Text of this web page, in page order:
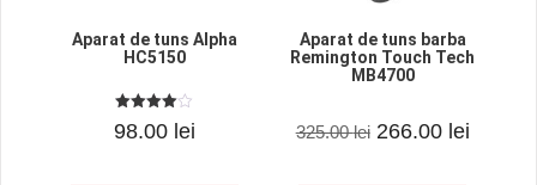
Aparat de tuns Alpha
HC5150
4.00
out of 5
98.00 lei
Aparat de tuns barba
Remington Touch Tech
MB4700
o
325.00lei Prețul
266.00 leiPrețul